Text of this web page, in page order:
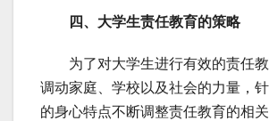
四、大学生责任教育的策略
为了对大学生进行有效的责任教
调动家庭、学校以及社会的力量，
的身心特点不断调整责任教育的相